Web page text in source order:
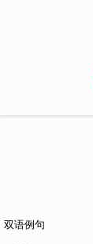
双语例句